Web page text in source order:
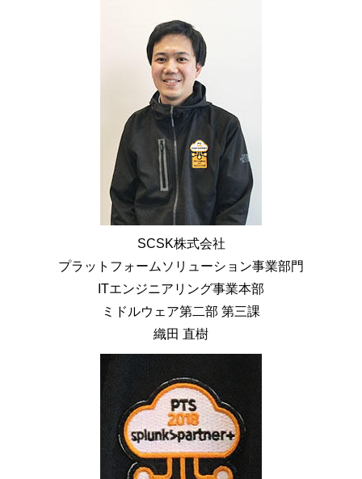
SCSK株式会社
プラットフォームソリューション事業部門
ITエンジニアリング事業本部
ミドルウェア第二部 第三課
織田 直樹